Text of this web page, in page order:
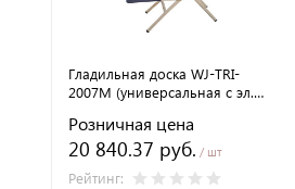
Гладильная доска WJ-TRI-
2007M (универсальная с эл.
Розничная цена
20 840.37 руб. / шт
Рейтинг: